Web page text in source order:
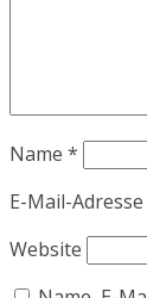
Name *
E-Mail-Adresse
Website